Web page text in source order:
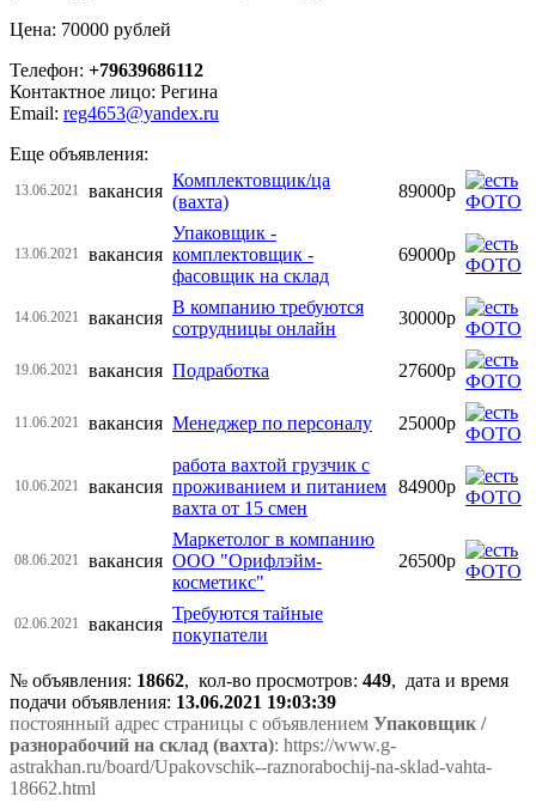
Цена: 70000 рублей
Телефон: +79639686112
Контактное лицо: Регина
Email: reg4653@yandex.ru
Еще объявления:
13.06.2021 вакансия
Комплектовщик/ца
(вахта)
89000р
13.06.2021 вакансия
Упаковщик -
комплектовщик -
фасовщик на склад
69000р
14.06.2021 вакансия
В компанию требуются
сотрудницы онлайн
30000р
19.06.2021 вакансия Подработка 27600р
11.06.2021 вакансия Менеджер по персоналу 25000р
10.06.2021 вакансия
работа вахтой грузчик с
проживанием и питанием
вахта от 15 смен
84900р
08.06.2021 вакансия
Маркетолог в компанию
ООО "Орифлэйм-
косметикс"
26500р
02.06.2021 вакансия
Требуются тайные
покупатели
№ объявления: 18662, кол-во просмотров: 449, дата и время
подачи объявления: 13.06.2021 19:03:39
постоянный адрес страницы с объявлением Упаковщик /
разнорабочий на склад (вахта): https://www.g-
astrakhan.ru/board/Upakovschik--raznorabochij-na-sklad-vahta-
18662.html